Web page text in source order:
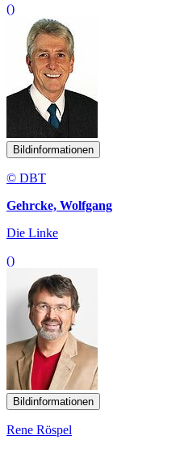
()
Bildinformationen
© DBT
Gehrcke, Wolfgang
Die Linke
()
Bildinformationen
Rene Röspel